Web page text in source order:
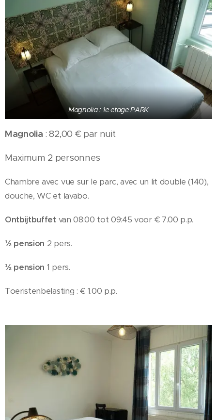
Magnolia : 1e etage PARK
Magnolia : 82,00 € par nuit
Maximum 2 personnes
Chambre avec vue sur le parc, avec un lit double (140),
douche, WC et lavabo.
Ontbijtbuffet van 08:00 tot 09:45 voor € 7.00 p.p.
½ pension 2 pers.
½ pension 1 pers.
Toeristenbelasting : € 1.00 p.p.